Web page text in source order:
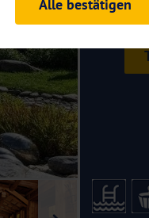
und Analysen. Mithilfe
Auftritts ermitteln und
es zu einer Drittlands
Daten finden Sie in unseren
Alle bestätigen